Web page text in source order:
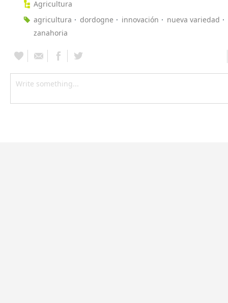
Agricultura
agricultura
dordogne innovación
nueva variedad
zanahoria